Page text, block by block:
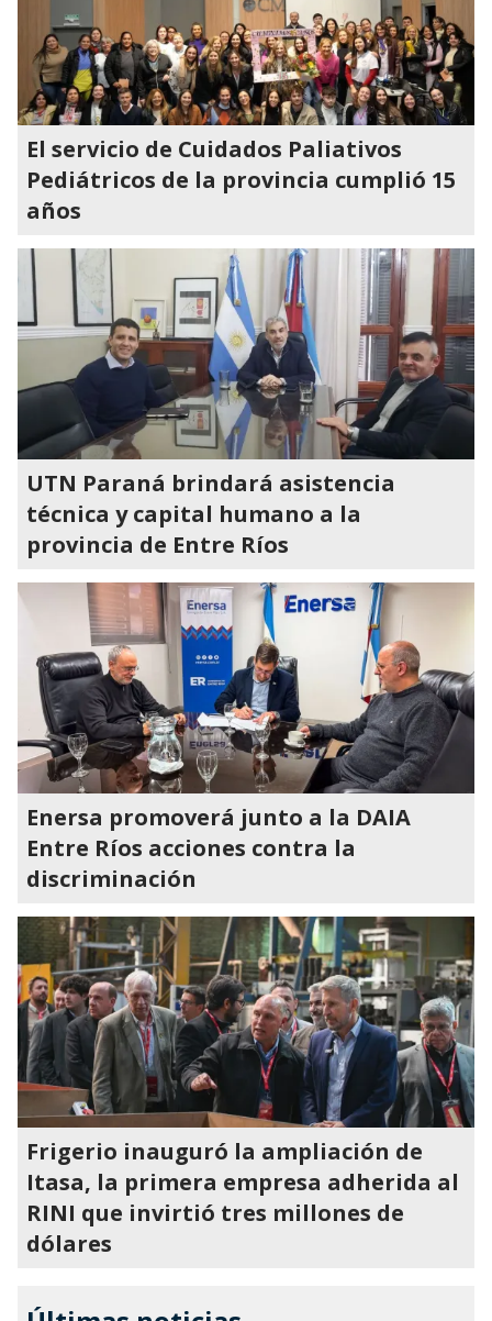
El servicio de Cuidados Paliativos
Pediátricos de la provincia cumplió 15
años
UTN Paraná brindará asistencia
técnica y capital humano a la
provincia de Entre Ríos
Enersa promoverá junto a la DAIA
Entre Ríos acciones contra la
discriminación
Frigerio inauguró la ampliación de
Itasa, la primera empresa adherida al
RINI que invirtió tres millones de
dólares